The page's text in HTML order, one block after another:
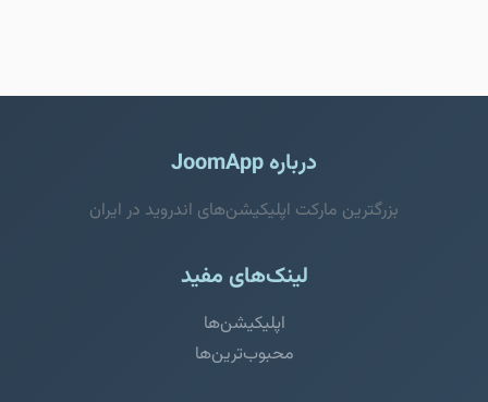
درباره JoomApp
بزرگترین مارکت اپلیکیشن‌های اندروید در ایران
لینک‌های مفید
اپلیکیشن‌ها
محبوب‌ترین‌ها